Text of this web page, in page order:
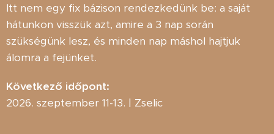
Itt nem egy fix bázison rendezkedünk be: a saját
hátunkon visszük azt, amire a 3 nap során
szükségünk lesz, és minden nap máshol hajtjuk
álomra a fejünket.
Következő időpont:
2026. szeptember 11-13. | Zselic